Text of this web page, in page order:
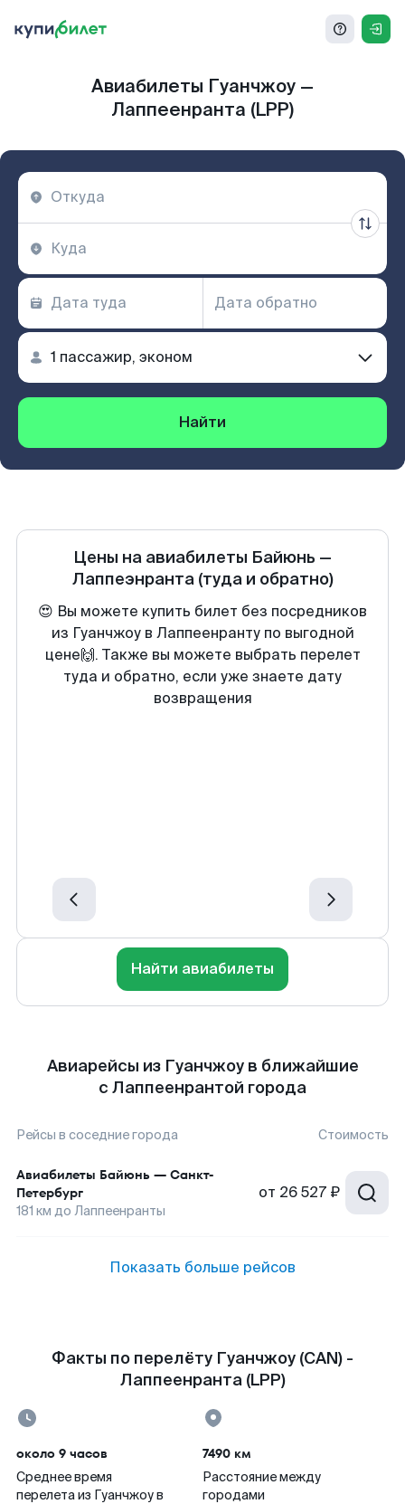
Авиабилеты Гуанчжоу —
Лаппеенранта (LPP)
Найти
Цены на авиабилеты Байюнь —
Лаппеэнранта (туда и обратно)
😍 Вы можете купить билет без посредников
из Гуанчжоу в Лаппеенранту по выгодной
цене🙌. Также вы можете выбрать перелет
туда и обратно, если уже знаете дату
возвращения
Найти авиабилеты
Авиарейсы из Гуанчжоу в ближайшие
с Лаппеенрантой города
Рейсы в соседние города Стоимость
Авиабилеты Байюнь — Санкт-
Петербург
181 км до Лаппеенранты
от 26 527 ₽
Показать больше рейсов
Факты по перелёту Гуанчжоу (CAN) -
Лаппеенранта (LPP)
около 9 часов
Среднее время
перелета из Гуанчжоу в
7490 км
Расстояние между
городами